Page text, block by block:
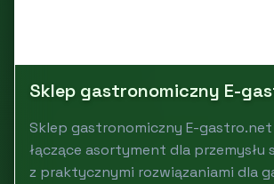
Sklep gastronomiczny E-
Sklep gastronomiczny E-
łączące asortyment dla przemysłu
z praktycznymi rozwiązaniami dla